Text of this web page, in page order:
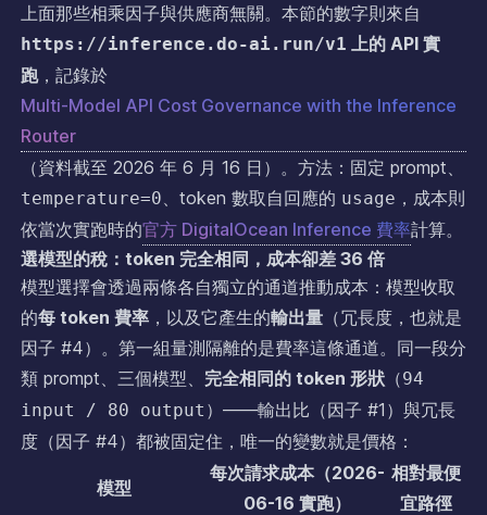
上面那些相乘因子與供應商無關。本節的數字則來自
https://inference.do-ai.run/v1 上的 API 實
跑，記錄於
Multi-Model API Cost Governance with the Inference
Router
（資料截至 2026 年 6 月 16 日）。方法：固定 prompt、
temperature=0 、token 數取自回應的 usage ，成本則
依當次實跑時的官方 DigitalOcean Inference 費率計算。
選模型的稅：token 完全相同，成本卻差 36 倍
模型選擇會透過兩條各自獨立的通道推動成本：模型收取
的每 token 費率，以及它產生的輸出量（冗長度，也就是
因子 #4）。第一組量測隔離的是費率這條通道。同一段分
類 prompt、三個模型、 完全相同的 token 形狀（94
input / 80 output ）——輸出比（因子 #1）與冗長
度（因子 #4）都被固定住，唯一的變數就是價格：
模型
每次請求成本（2026-
06-16 實跑）
相對最便
宜路徑